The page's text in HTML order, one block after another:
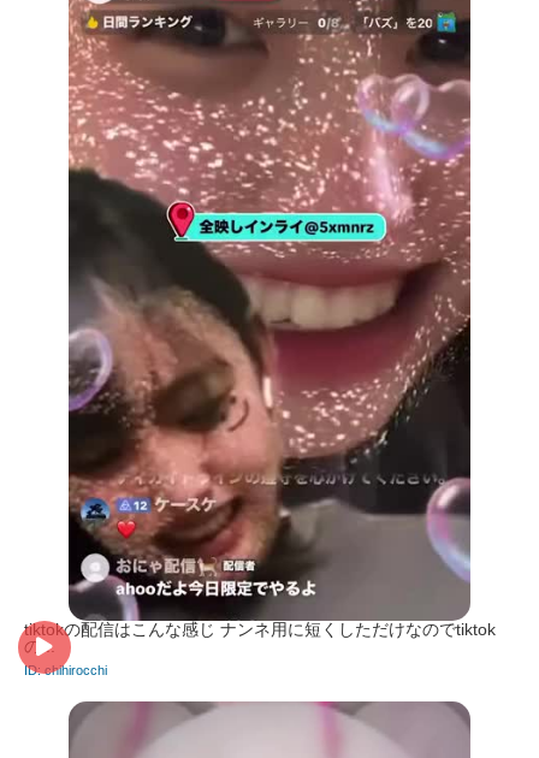
tiktokの配信はこんな感じ ナンネ用に短くしただけなのでtiktok
の...
ID: chihirocchi